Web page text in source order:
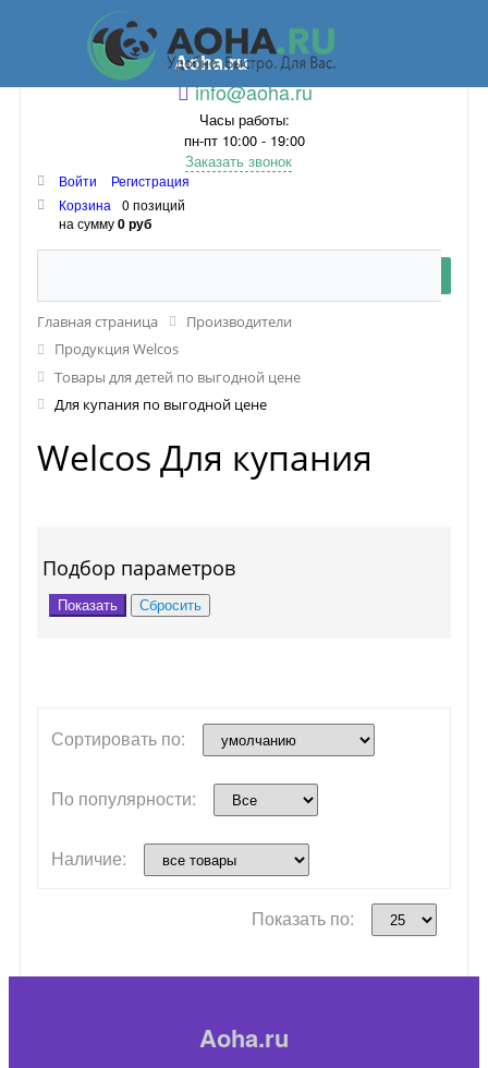
Aoha.ru
info@aoha.ru
Часы работы:
пн-пт 10:00 - 19:00
Заказать звонок
Войти
Регистрация
Корзина
0 позиций
на сумму0 руб
Главная страница
Производители
Продукция Welcos
Товары для детей по выгодной цене
Для купания по выгодной цене
Welcos Для купания
Подбор параметров
Сортировать по:
По популярности:
Наличие:
Показать по:
Aoha.ru